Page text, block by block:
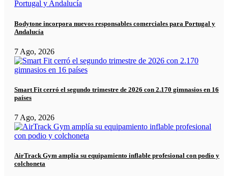
Bodytone incorpora nuevos responsables comerciales para Portugal y
Andalucía
7 Ago, 2026
Smart Fit cerró el segundo trimestre de 2026 con 2.170 gimnasios en 16
países
7 Ago, 2026
AirTrack Gym amplía su equipamiento inflable profesional con podio y
colchoneta